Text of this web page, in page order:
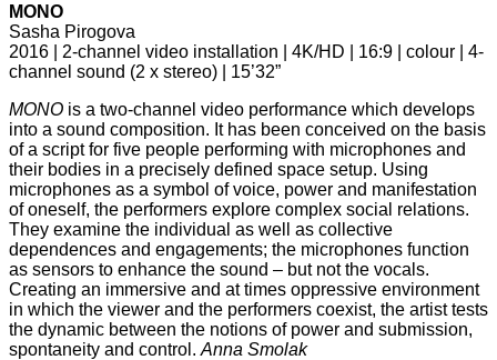
MONO
Sasha Pirogova
2016 | 2-channel video installation | 4K/HD | 16:9 | colour | 4-
channel sound (2 x stereo) | 15’32”
MONO is a two-channel video performance which develops
into a sound composition. It has been conceived on the basis
of a script for five people performing with microphones and
their bodies in a precisely defined space setup. Using
microphones as a symbol of voice, power and manifestation
of oneself, the performers explore complex social relations.
They examine the individual as well as collective
dependences and engagements; the microphones function
as sensors to enhance the sound – but not the vocals.
Creating an immersive and at times oppressive environment
in which the viewer and the performers coexist, the artist tests
the dynamic between the notions of power and submission,
spontaneity and control. Anna Smolak